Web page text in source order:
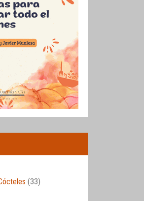
(33)